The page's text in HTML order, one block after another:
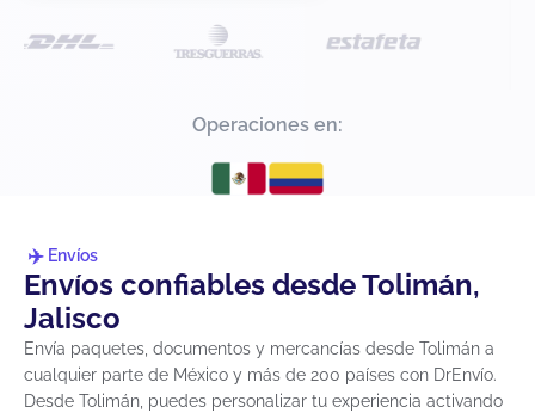
Operaciones en:
Envíos
Envíos confiables desde Tolimán,
Jalisco
Envía paquetes, documentos y mercancías desde Tolimán a
cualquier parte de México y más de 200 países con DrEnvío.
Desde Tolimán, puedes personalizar tu experiencia activando